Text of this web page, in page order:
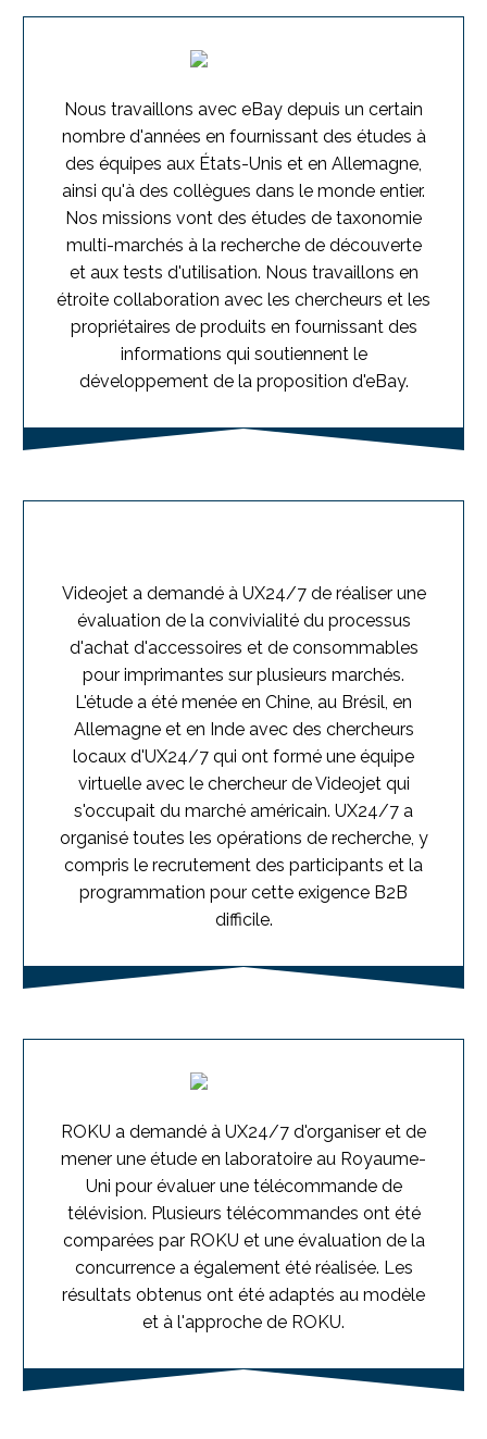
Nous travaillons avec eBay depuis un certain
nombre d'années en fournissant des études à
des équipes aux États-Unis et en Allemagne,
ainsi qu'à des collègues dans le monde entier.
Nos missions vont des études de taxonomie
multi-marchés à la recherche de découverte
et aux tests d'utilisation. Nous travaillons en
étroite collaboration avec les chercheurs et les
propriétaires de produits en fournissant des
informations qui soutiennent le
développement de la proposition d'eBay.
Videojet a demandé à UX24/7 de réaliser une
évaluation de la convivialité du processus
d'achat d'accessoires et de consommables
pour imprimantes sur plusieurs marchés.
L'étude a été menée en Chine, au Brésil, en
Allemagne et en Inde avec des chercheurs
locaux d'UX24/7 qui ont formé une équipe
virtuelle avec le chercheur de Videojet qui
s'occupait du marché américain. UX24/7 a
organisé toutes les opérations de recherche, y
compris le recrutement des participants et la
programmation pour cette exigence B2B
difficile.
ROKU a demandé à UX24/7 d'organiser et de
mener une étude en laboratoire au Royaume-
Uni pour évaluer une télécommande de
télévision. Plusieurs télécommandes ont été
comparées par ROKU et une évaluation de la
concurrence a également été réalisée. Les
résultats obtenus ont été adaptés au modèle
et à l'approche de ROKU.